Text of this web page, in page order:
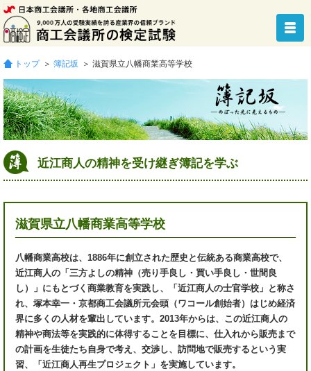
トップ ＞ 簿記坂 ＞ 滋賀県立八幡商業高等学校
近江商人の精神を受け継ぎ簿記を学ぶ
滋賀県立八幡商業高等学校
八幡商業高校は、1886年に創立された歴史と伝統ある商業高校で、
近江商人の「三方よしの精神（売り手良し・買い手良し・世間良
し）」にもとづく商業教育を実践し、「近江商人の士官学校」と称さ
れ、塚本幸一・京都商工会議所元会頭（ワコール創始者）はじめ経済
界に多くの人材を輩出しています。2013年からは、この近江商人の
精神や商法等を実践的に体得することを目標に、仕入れから販売まで
の計画を生徒たち自身で考え、交渉し、訪問地で販売するという実
習、「近江商人再生プロジェクト」を実施しています。